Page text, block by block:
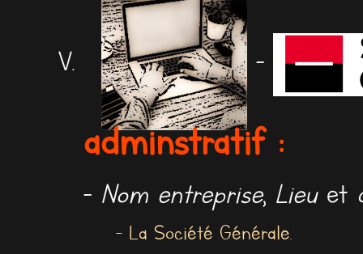
-
adminstratif :
- Nom entreprise, Lieuet
- La Société Générale.